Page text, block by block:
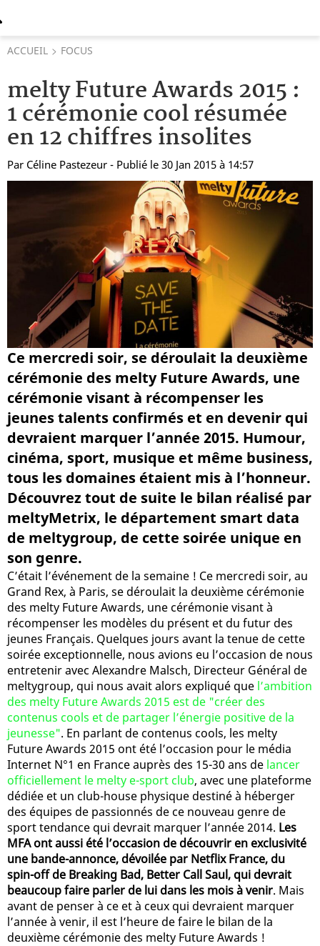
ACCUEIL FOCUS
melty Future Awards 2015 :
1 cérémonie cool résumée
en 12 chiffres insolites
Par Céline Pastezeur - Publié le 30 Jan 2015 à 14:57
Ce mercredi soir, se déroulait la deuxième
cérémonie des melty Future Awards, une
cérémonie visant à récompenser les
jeunes talents confirmés et en devenir qui
devraient marquer l’année 2015. Humour,
cinéma, sport, musique et même business,
tous les domaines étaient mis à l’honneur.
Découvrez tout de suite le bilan réalisé par
meltyMetrix, le département smart data
de meltygroup, de cette soirée unique en
son genre.
C’était l’événement de la semaine ! Ce mercredi soir, au
Grand Rex, à Paris, se déroulait la deuxième cérémonie
des melty Future Awards, une cérémonie visant à
récompenser les modèles du présent et du futur des
jeunes Français. Quelques jours avant la tenue de cette
soirée exceptionnelle, nous avions eu l’occasion de nous
entretenir avec Alexandre Malsch, Directeur Général de
meltygroup, qui nous avait alors expliqué que l’ambition
des melty Future Awards 2015 est de "créer des
contenus cools et de partager l’énergie positive de la
jeunesse". En parlant de contenus cools, les melty
Future Awards 2015 ont été l’occasion pour le média
Internet N°1 en France auprès des 15-30 ans de lancer
officiellement le melty e-sport club, avec une plateforme
dédiée et un club-house physique destiné à héberger
des équipes de passionnés de ce nouveau genre de
sport tendance qui devrait marquer l’année 2014. Les
MFA ont aussi été l’occasion de découvrir en exclusivité
une bande-annonce, dévoilée par Netflix France, du
spin-off de Breaking Bad, Better Call Saul, qui devrait
beaucoup faire parler de lui dans les mois à venir. Mais
avant de penser à ce et à ceux qui devraient marquer
l’année à venir, il est l’heure de faire le bilan de la
deuxième cérémonie des melty Future Awards !